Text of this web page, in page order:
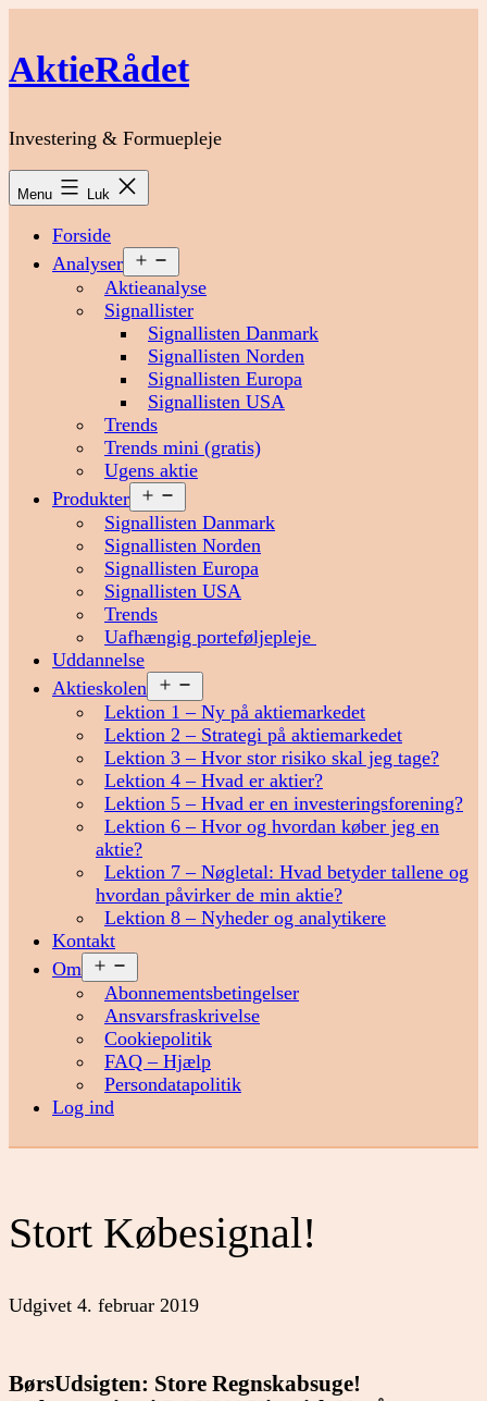
indhold
AktieRådet
Investering & Formuepleje
Menu Luk
Forside
Analyser
menu
Aktieanalyse
Signallister
Signallisten Danmark
Signallisten Norden
Signallisten Europa
Signallisten USA
Trends
Trends mini (gratis)
Ugens aktie
Produkter
menu
Signallisten Danmark
Signallisten Norden
Signallisten Europa
Signallisten USA
Trends
Uafhængig porteføljepleje
Uddannelse
Aktieskolen
menu
Lektion 1 – Ny på aktiemarkedet
Lektion 2 – Strategi på aktiemarkedet
Lektion 3 – Hvor stor risiko skal jeg tage?
Lektion 4 – Hvad er aktier?
Lektion 5 – Hvad er en investeringsforening?
Lektion 6 – Hvor og hvordan køber jeg en
aktie?
Lektion 7 – Nøgletal: Hvad betyder tallene og
hvordan påvirker de min aktie?
Lektion 8 – Nyheder og analytikere
Kontakt
Om
menu
Abonnementsbetingelser
Ansvarsfraskrivelse
Cookiepolitik
FAQ – Hjælp
Persondatapolitik
Log ind
Stort Købesignal!
Udgivet 4. februar 2019
BørsUdsigten: Store Regnskabsuge!